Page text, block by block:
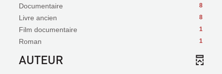
8
Documentaire
8
Livre ancien
1
Film documentaire
1
Roman
AUTEUR